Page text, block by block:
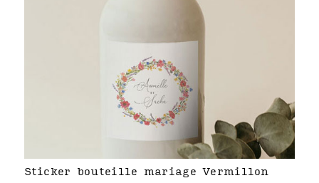
Sticker bouteille mariage Vermillon